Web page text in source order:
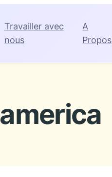
Travailler avec
nous
A
Propos
america